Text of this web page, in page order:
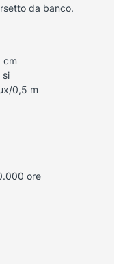
da banco.
cm
si
0,5 m
ore